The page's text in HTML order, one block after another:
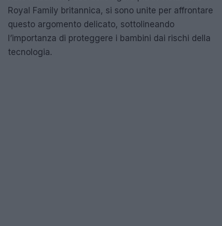
Royal Family britannica, si sono unite per affrontare
questo argomento delicato, sottolineando
l’importanza di proteggere i bambini dai rischi della
tecnologia.